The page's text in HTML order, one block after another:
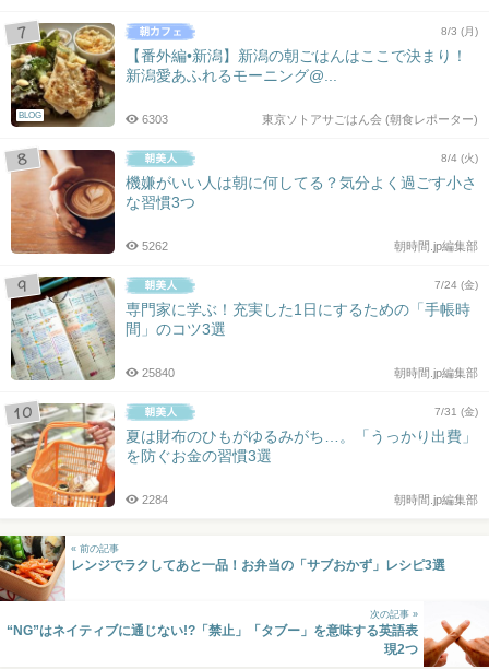
BLOG
8/3 (月)
【番外編•新潟】新潟の朝ごはんはここで決まり！
新潟愛あふれるモーニング@...
東京ソトアサごはん会 (朝食レポーター)
6303
8/4 (火)
機嫌がいい人は朝に何してる？気分よく過ごす小さ
な習慣3つ
朝時間.jp編集部
5262
7/24 (金)
専門家に学ぶ！充実した1日にするための「手帳時
間」のコツ3選
朝時間.jp編集部
25840
7/31 (金)
夏は財布のひもがゆるみがち…。「うっかり出費」
を防ぐお金の習慣3選
朝時間.jp編集部
2284
« 前の記事
レンジでラクしてあと一品！お弁当の「サブおかず」レシピ3選
次の記事 »
“NG”はネイティブに通じない!?「禁止」「タブー」を意味する英語表
現2つ